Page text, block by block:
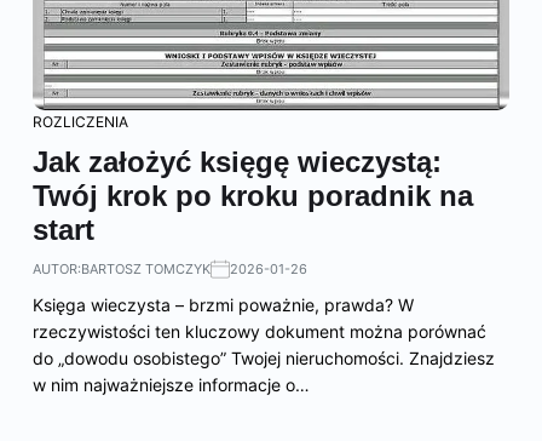
ROZLICZENIA
Jak założyć księgę wieczystą:
Twój krok po kroku poradnik na
start
AUTOR:BARTOSZ TOMCZYK 2026-01-26
Księga wieczysta – brzmi poważnie, prawda? W
rzeczywistości ten kluczowy dokument można porównać
do „dowodu osobistego” Twojej nieruchomości. Znajdziesz
w nim najważniejsze informacje o…